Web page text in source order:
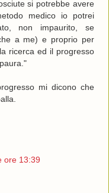
si potrebbe avere
medico io potrei
non impaurito, se
a me) e proprio per
ricerca ed il progresso
mi dicono che
ore 13:39